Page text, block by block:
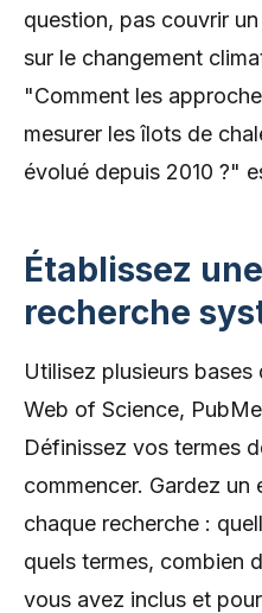
question, pas couvrir
sur le changement
"Comment les
mesurer les îlots de
évolué depuis 2010 ?"
Établissez
recherche
Utilisez plusieurs
Web of Science,
Définissez vos termes
commencer. Gardez un
chaque recherche :
quels termes, combien
vous avez inclus et